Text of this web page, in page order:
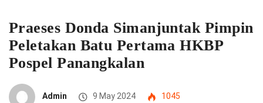
Praeses Donda Simanjuntak Pimpin
Peletakan Batu Pertama HKBP
Pospel Panangkalan
Admin 9 May 2024 1045